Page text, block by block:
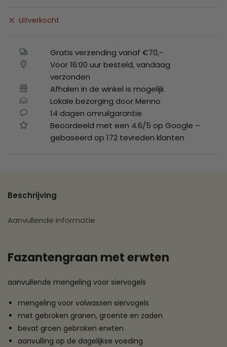
Uitverkocht
Gratis verzending vanaf €70,-
Voor 16:00 uur besteld, vandaag
verzonden
Afhalen in de winkel is mogelijk
Lokale bezorging door Menno
14 dagen omruilgarantie
Beoordeeld met een 4.6/5 op Google –
gebaseerd op 172 tevreden klanten
Beschrijving
Aanvullende informatie
Fazantengraan met erwten
aanvullende mengeling voor siervogels
mengeling voor volwassen siervogels
met gebroken granen, groente en zaden
bevat groen gebroken erwten
aanvulling op de dagelijkse voeding